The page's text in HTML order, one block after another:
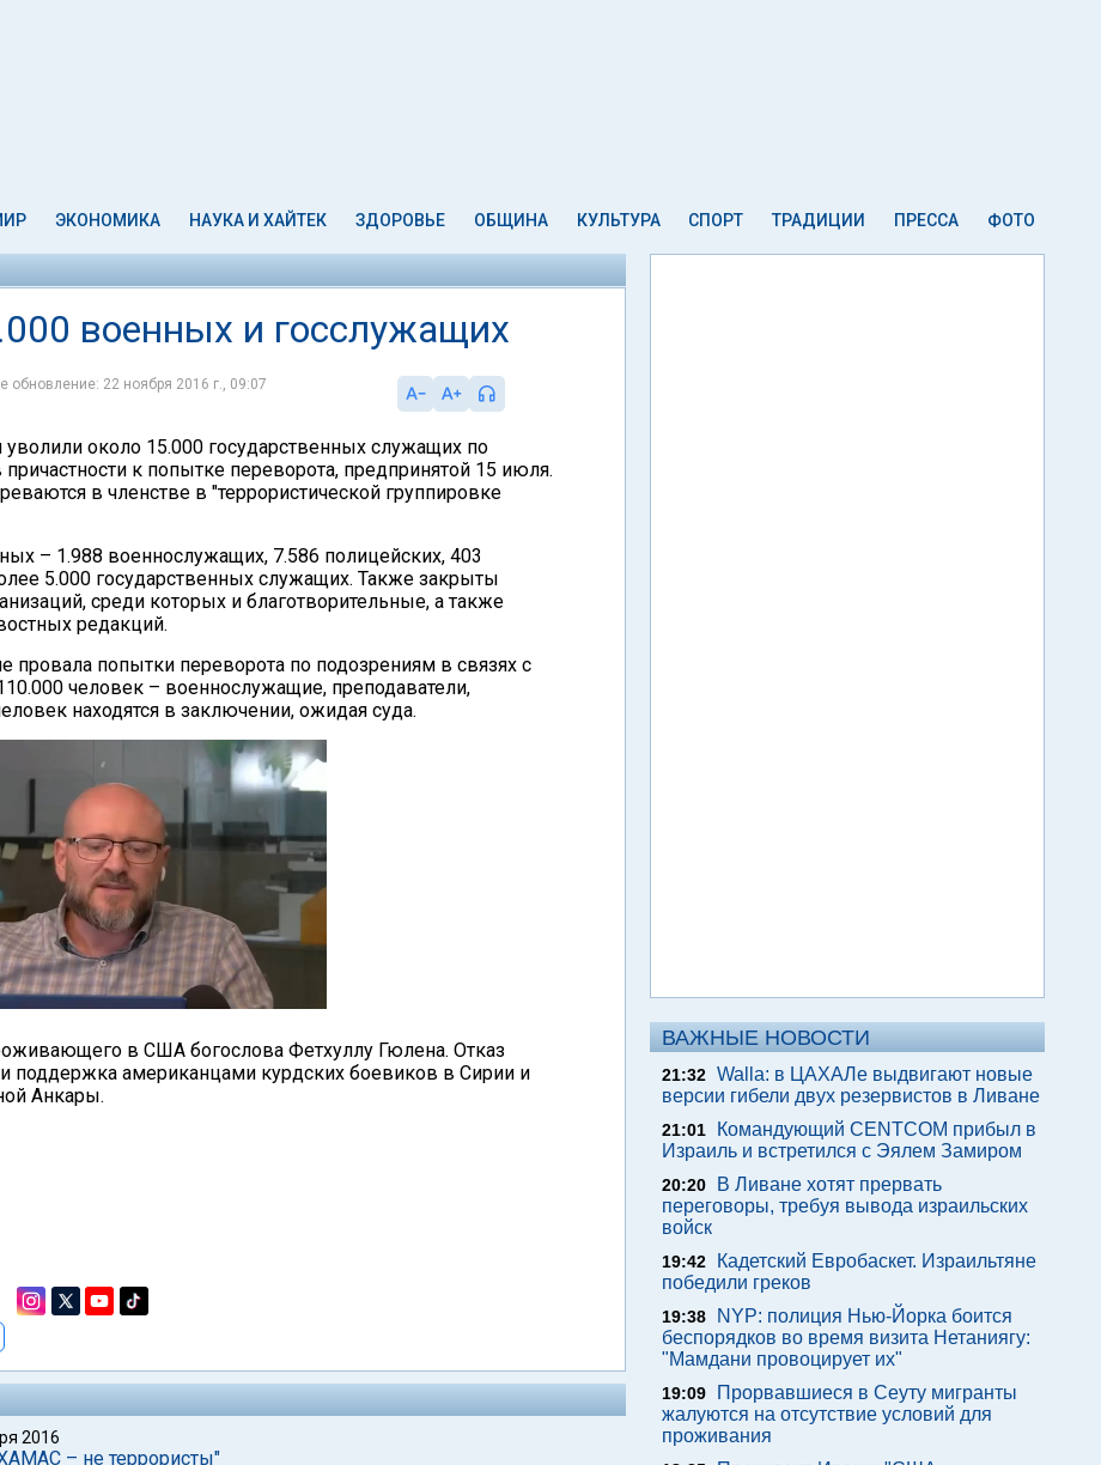
ЭКОНОМИКА НАУКА И ХАЙТЕК ЗДОРОВЬЕ ОБЩИНА КУЛЬТУРА СПОРТ ТРАДИЦИИ ПРЕССА ФОТО
военных и госслужащих
обновление: 22 ноября 2016 г., 09:07
уволили около 15.000 государственных служащих по
к попытке переворота, предпринятой 15 июля.
в членстве в "террористической группировке
– 1.988 военнослужащих, 7.586 полицейских, 403
5.000 государственных служащих. Также закрыты
среди которых и благотворительные, а также
редакций.
провала попытки переворота по подозрениям в связях с
человек – военнослужащие, преподаватели,
находятся в заключении, ожидая суда.
в США богослова Фетхуллу Гюлена. Отказ
поддержка американцами курдских боевиков в Сирии и
Анкары.
2016
– не террористы"
ВАЖНЫЕ НОВОСТИ
21:32 Walla: в ЦАХАЛе выдвигают новые
версии гибели двух резервистов в Ливане
21:01
Командующий CENTCOM прибыл в
Израиль и встретился с Эялем Замиром
20:20
В Ливане хотят прервать
переговоры, требуя вывода израильских
войск
19:42
Кадетский Евробаскет. Израильтяне
победили греков
19:38
NYP: полиция Нью-Йорка боится
беспорядков во время визита Нетаниягу:
"Мамдани провоцирует их"
19:09
Прорвавшиеся в Сеуту мигранты
жалуются на отсутствие условий для
проживания